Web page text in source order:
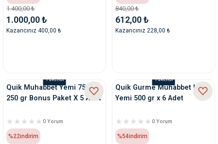
1.400,00 ₺
1.000,00 ₺
Kazancınız 400,00 ₺
840,00 ₺
612,00 ₺
Kazancınız 228,00 ₺
Tükendi
Quik Muhabbet Yemi 750 +
250 gr Bonus Paket X 5 Adet
0 Yorum
%22indirim
Tükendi
Quik Gurme Muhabbet Kuşu
Yemi 500 gr x 6 Adet
0 Yorum
%54indirim